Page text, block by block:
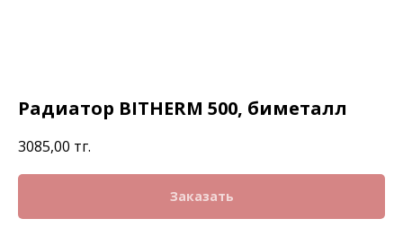
Радиатор BITHERM 500, биметалл
3085,00 тңг.
Заказать